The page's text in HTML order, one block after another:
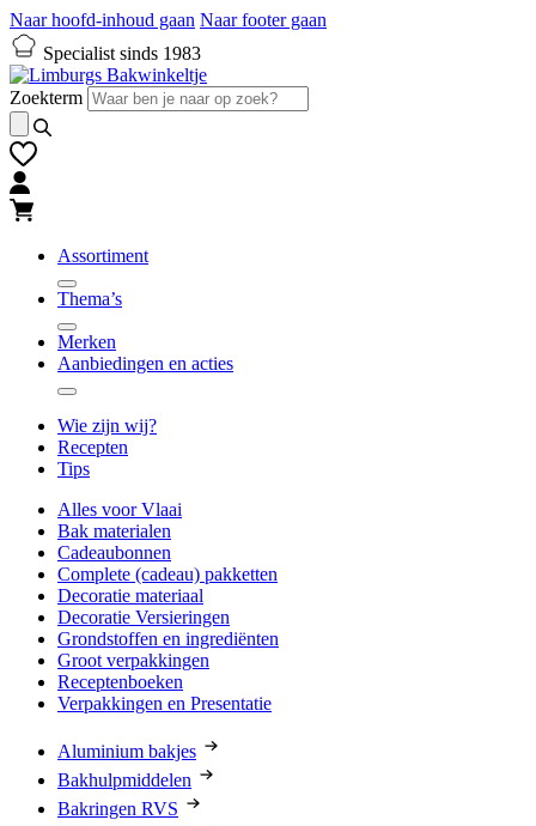
Naar hoofd-inhoud gaan Naar footer gaan
Specialist sinds 1983
Zoekterm
Assortiment
Thema’s
Merken
Aanbiedingen en acties
Wie zijn wij?
Recepten
Tips
Alles voor Vlaai
Bak materialen
Cadeaubonnen
Complete (cadeau) pakketten
Decoratie materiaal
Decoratie Versieringen
Grondstoffen en ingrediënten
Groot verpakkingen
Receptenboeken
Verpakkingen en Presentatie
Aluminium bakjes
Bakhulpmiddelen
Bakringen RVS